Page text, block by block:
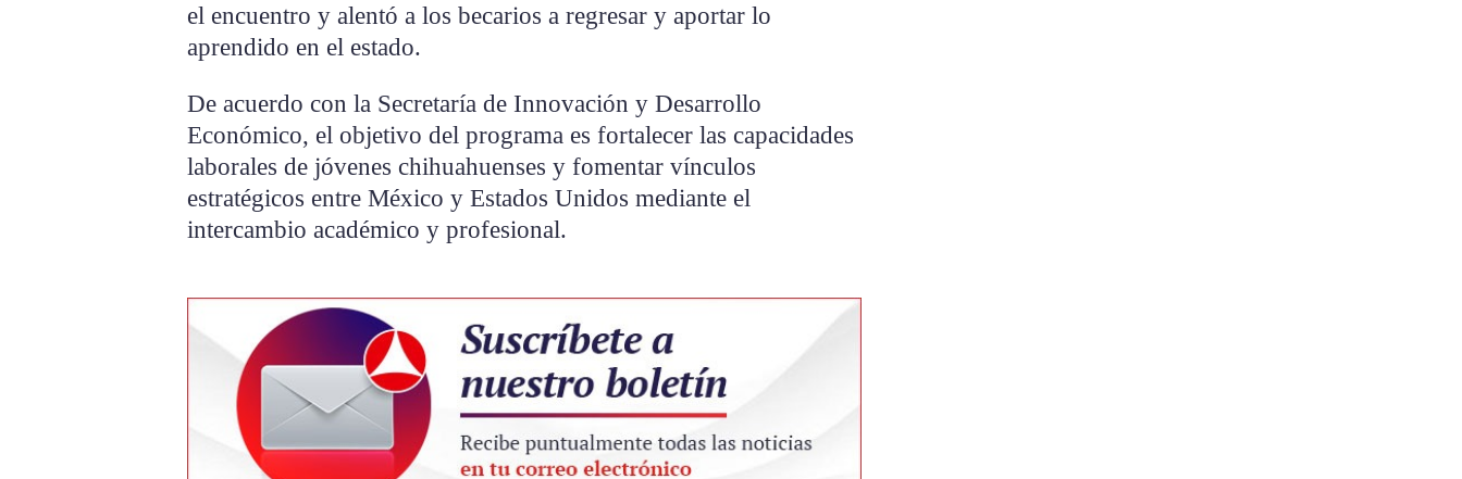
el encuentro y alentó a los becarios a regresar y aportar lo
aprendido en el estado.
De acuerdo con la Secretaría de Innovación y Desarrollo
Económico, el objetivo del programa es fortalecer las capacidades
laborales de jóvenes chihuahuenses y fomentar vínculos
estratégicos entre México y Estados Unidos mediante el
intercambio académico y profesional.